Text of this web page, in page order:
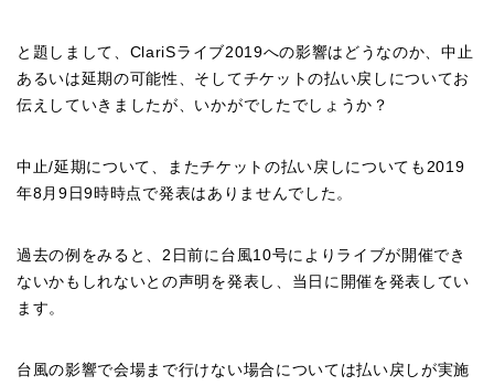
と題しまして、 ClariSライブ2019への影響はどうなのか、中止
あるいは延期の可能性、そしてチケットの払い戻しについてお
伝えしていきましたが、いかがでしたでしょうか？
中止/延期について、またチケットの払い戻しについても 2019
年8 月9 日9時時点で発表はありませんでした。
過去の例をみると、 2 日前に台風10号によりライブが開催でき
ないかもしれないとの声明を発表し、当日に開催を発表してい
ます。
台風の影響で会場まで行けない場合については払い戻しが実施